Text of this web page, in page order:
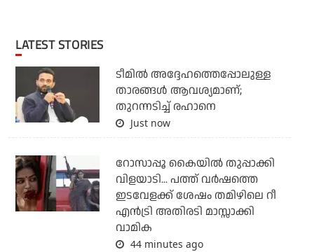
LATEST STORIES
ടീമില്‍ അദ്ദേഹത്തെപ്പോലുള്ള
താരങ്ങള്‍ ആവശ്യമാണ്;
തുറന്നടിച്ച് രഹാനെ
Just now
റോസാപ്പൂ കൈയില്‍ തുപ്പാക്കി
വിളയാടി... പത്ത് വര്‍ഷത്തെ
ഇടവേളക്ക് ശേഷം തമിഴിലെ റീ
എന്‍ട്രി അതിരടി മാസ്സാക്കി
വാമിക
44 minutes ago